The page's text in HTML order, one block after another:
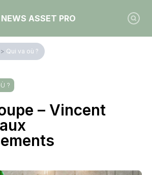
NEWS ASSET PRO
> Qui va où ?
?
– Vincent